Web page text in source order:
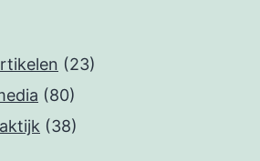
(23)
(80)
(38)